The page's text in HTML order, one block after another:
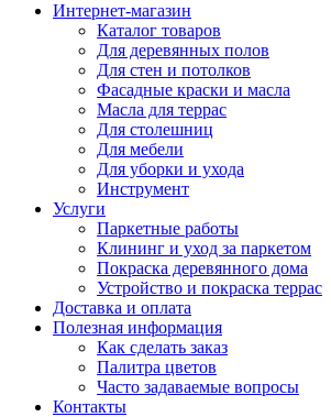
Интернет-магазин
Каталог товаров
Для деревянных полов
Для стен и потолков
Фасадные краски и масла
Масла для террас
Для столешниц
Для мебели
Для уборки и ухода
Инструмент
Услуги
Паркетные работы
Клининг и уход за паркетом
Покраска деревянного дома
Устройство и покраска террас
Доставка и оплата
Полезная информация
Как сделать заказ
Палитра цветов
Часто задаваемые вопросы
Контакты